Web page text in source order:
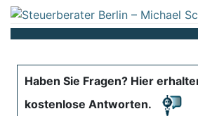
Haben Sie Fragen? Hier
kostenlose Antworten.